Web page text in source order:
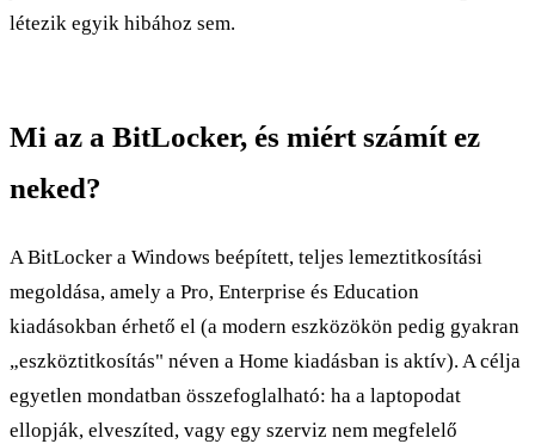
létezik egyik hibához sem.
Mi az a BitLocker, és miért számít ez
neked?
A BitLocker a Windows beépített, teljes lemeztitkosítási
megoldása, amely a Pro, Enterprise és Education
kiadásokban érhető el (a modern eszközökön pedig gyakran
„eszköztitkosítás" néven a Home kiadásban is aktív). A célja
egyetlen mondatban összefoglalható: ha a laptopodat
ellopják, elveszíted, vagy egy szerviz nem megfelelő